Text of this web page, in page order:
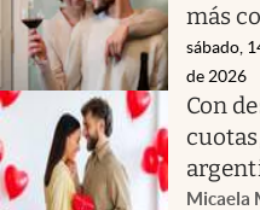
más
sábado,
de 2026
Con
Micaela